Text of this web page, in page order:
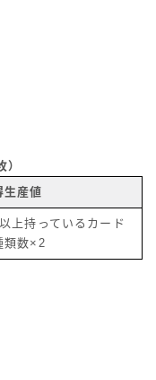
生産値
上持っているカード
類数×2